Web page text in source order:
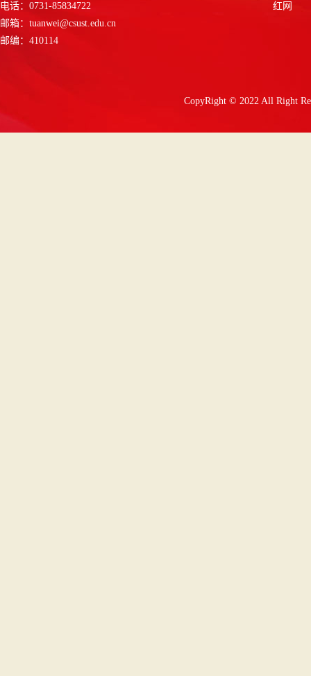
电话：0731-85834722
邮箱：tuanwei@csust.edu.cn
邮编：410114
红网
CopyRight © 2022 All Right